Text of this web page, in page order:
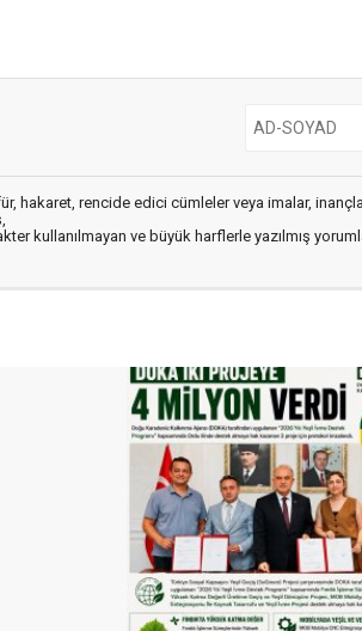
hakaret, rencide edici cümleler veya imalar,
kullanılmayan ve büyük harflerle yazılmış